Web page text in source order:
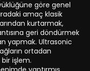
göre genel
amaç klasik
kurtarmak,
geri döndürmek
yapmak. Ultrasonic
ortadan
bir işlem.